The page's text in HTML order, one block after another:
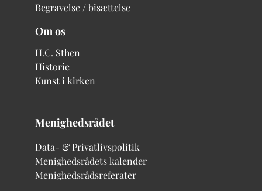
Begravelse / bisættelse
Om os
H.C. Sthen
Historie
Kunst i kirken
Menighedsrådet
Data- & Privatlivspolitik
Menighedsrådets kalender
Menighedsrådsreferater